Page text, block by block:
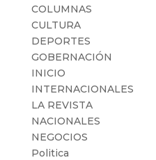
COLUMNAS
CULTURA
DEPORTES
GOBERNACIÓN
INICIO
INTERNACIONALES
LA REVISTA
NACIONALES
NEGOCIOS
Politica